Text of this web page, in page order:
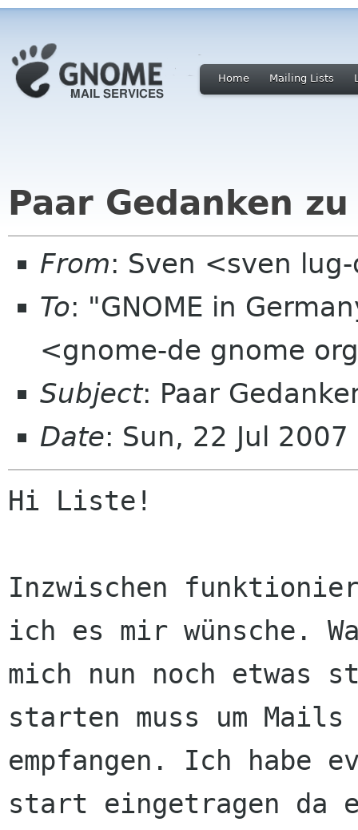
Home Mailing Lists
Paar Gedanken
From: Sven <sven
To: "GNOME in
<gnome-de gnome
Subject: Paar
Date: Sun, 22 Jul
Hi Liste!
Inzwischen
ich es mir wünsche.
mich nun noch
starten muss um Mails
empfangen. Ich habe
start eingetragen da